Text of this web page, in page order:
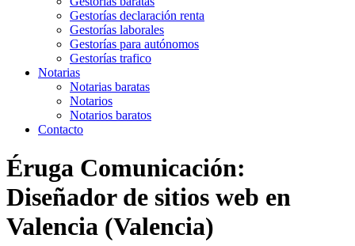
Gestorías declaración renta
Gestorías laborales
Gestorías para autónomos
Gestorías trafico
Notarias
Notarias baratas
Notarios
Notarios baratos
Contacto
Éruga Comunicación:
Diseñador de sitios web en
Valencia (Valencia)